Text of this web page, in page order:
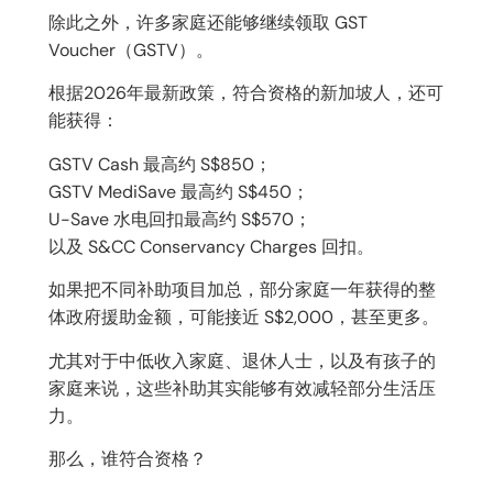
除此之外，许多家庭还能够继续领取 GST
Voucher（GSTV）。
根据2026年最新政策，符合资格的新加坡人，还可
能获得：
GSTV Cash 最高约 S$850；
GSTV MediSave 最高约 S$450；
U-Save 水电回扣最高约 S$570；
以及 S&CC Conservancy Charges 回扣。
如果把不同补助项目加总，部分家庭一年获得的整
体政府援助金额，可能接近 S$2,000，甚至更多。
尤其对于中低收入家庭、退休人士，以及有孩子的
家庭来说，这些补助其实能够有效减轻部分生活压
力。
那么，谁符合资格？